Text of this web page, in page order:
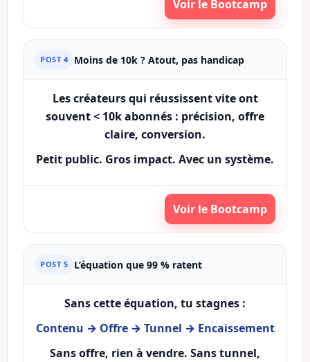
Voir le Bootcamp
POST 4 Moins de 10k ? Atout, pas handicap
Les créateurs qui réussissent vite ont
souvent < 10k abonnés : précision, offre
claire, conversion.
Petit public. Gros impact. Avec un système.
Voir le Bootcamp
POST 5 L’équation que 99 % ratent
Sans cette équation, tu stagnes :
Contenu → Offre → Tunnel → Encaissement
Sans offre, rien à vendre. Sans tunnel,